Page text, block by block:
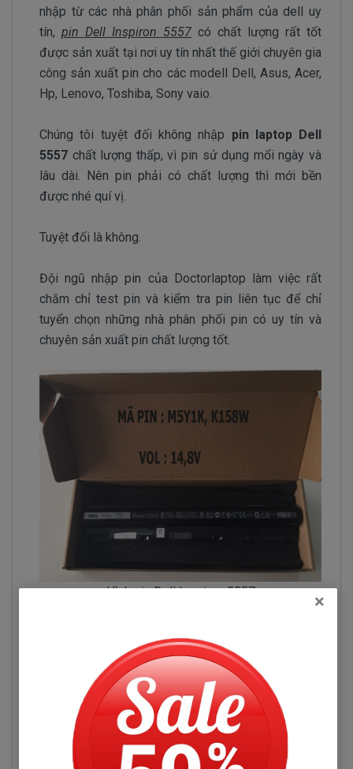
nhập từ các nhà phân phối sản phẩm của dell uy
tín, pin Dell Inspiron 5557 có chất lượng rất tốt
được sản xuất tại nơi uy tín nhất thế giới chuyên gia
công sản xuất pin cho các modell Dell, Asus, Acer,
Hp, Lenovo, Toshiba, Sony vaio.
Chúng tôi tuyệt đối không nhập pin laptop Dell
5557 chất lượng thấp, vì pin sử dụng mổi ngày và
lâu dài. Nên pin phải có chất lượng thì mới bền
được nhé quí vị.
Tuyệt đối là không.
Đội ngũ nhập pin của Doctorlaptop làm việc rất
chăm chỉ test pin và kiểm tra pin liên tục để chỉ
tuyển chọn những nhà phân phối pin có uy tín và
chuyên sản xuất pin chất lượng tốt.
Hình pin Dell Inspiron 5557
Những Hư Hỏng Thường Gặp
Dấu hiệu biết pin máy tính xách tay dell
Inspiron 5557 bị chai. mới cắm điện và một
lúc pin laptop đã báo đầy nhưng khi sử
dụng thì lại rất nhanh hết pin.
- Tình trạng dang sử dụng được 15 phút tự
Đọc thêm
Hỏi đáp
×